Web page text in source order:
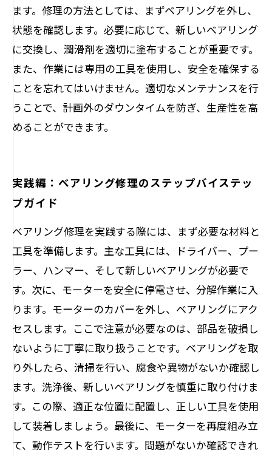
ます。修理の方法としては、まずベアリングを外し、
状態を確認します。必要に応じて、新しいベアリング
に交換し、潤滑剤を適切に塗布することが重要です。
また、作業には専用の工具を使用し、安全を確保する
ことを忘れてはいけません。適切なメンテナンスを行
うことで、計画外のダウンタイムを防ぎ、生産性を高
めることができます。
実践編：ベアリング修理のステップバイステッ
プガイド
ベアリング修理を実践する際には、まず必要な材料と
工具を準備します。主な工具には、ドライバー、プー
ラー、ハンマー、そして新しいベアリングが必要で
す。次に、モーターを安全に停電させ、分解作業に入
ります。モーターのカバーを外し、ベアリングにアク
セスします。ここで注意が必要なのは、部品を破損し
ないように丁寧に取り扱うことです。ベアリングを取
り外したら、清掃を行い、腐食や異物がないか確認し
ます。洗浄後、新しいベアリングを慎重に取り付けま
す。この際、適正な位置に配置し、正しい工具を使用
して装着しましょう。最後に、モーターを再度組み立
て、動作テストを行います。問題がないか確認できれ